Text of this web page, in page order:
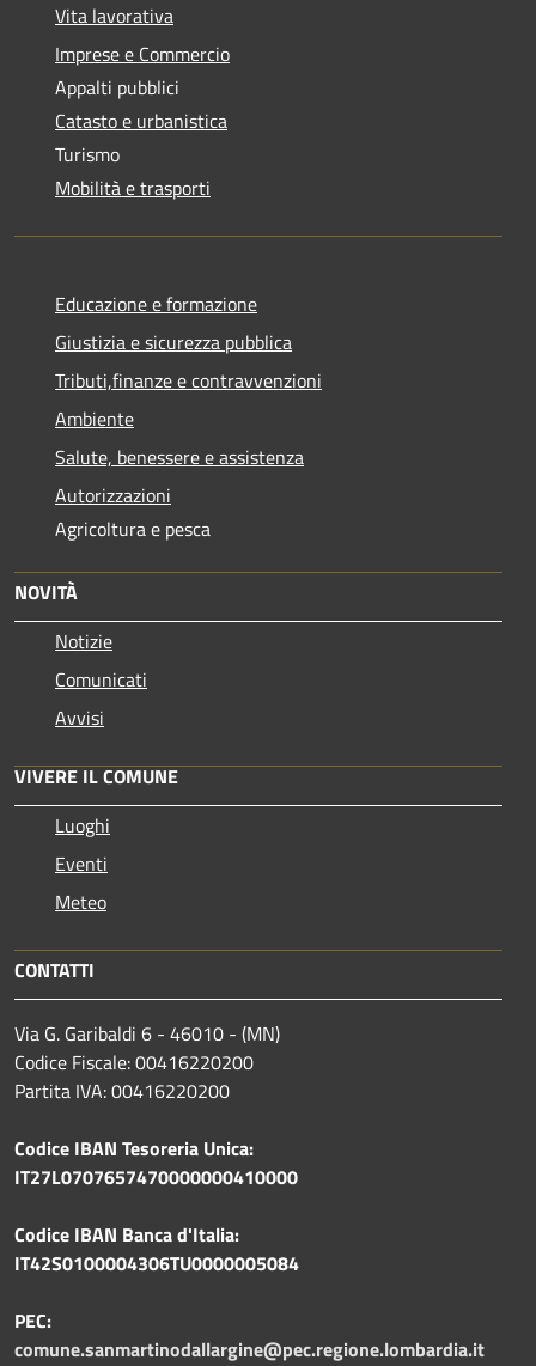
Vita lavorativa
Imprese e Commercio
Appalti pubblici
Catasto e urbanistica
Turismo
Mobilità e trasporti
Educazione e formazione
Giustizia e sicurezza pubblica
Tributi,finanze e contravvenzioni
Ambiente
Salute, benessere e assistenza
Autorizzazioni
Agricoltura e pesca
NOVITÀ
Notizie
Comunicati
Avvisi
VIVERE IL COMUNE
Luoghi
Eventi
Meteo
CONTATTI
Via G. Garibaldi 6 - 46010 - (MN)
Codice Fiscale: 00416220200
Partita IVA: 00416220200
Codice IBAN Tesoreria Unica:
IT27L0707657470000000410000
Codice IBAN Banca d'Italia:
IT42S0100004306TU0000005084
PEC:
comune.sanmartinodallargine@pec.regione.lombardia.it